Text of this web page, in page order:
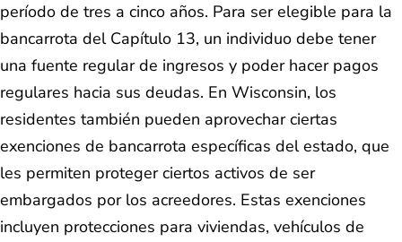
período de tres a cinco años. Para ser elegible para la
bancarrota del Capítulo 13, un individuo debe tener
una fuente regular de ingresos y poder hacer pagos
regulares hacia sus deudas. En Wisconsin, los
residentes también pueden aprovechar ciertas
exenciones de bancarrota específicas del estado, que
les permiten proteger ciertos activos de ser
embargados por los acreedores. Estas exenciones
incluyen protecciones para viviendas, vehículos de